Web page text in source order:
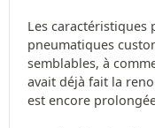
Les caractéristiques
pneumatiques
semblables, à
avait déjà fait la
est encore